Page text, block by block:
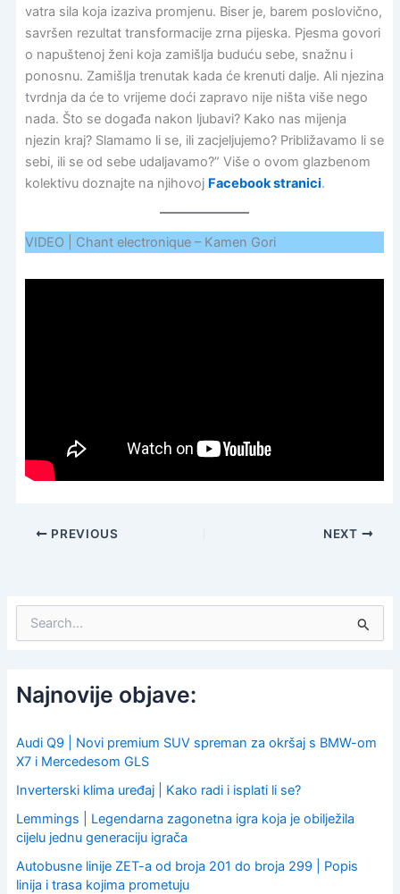
vatra sila koja izaziva promjenu. Biser je, barem poslovično,
savršen rezultat transformacije zrna pijeska. Pjesma govori
o napuštenoj ženi koja zamišlja buduću sebe, snažnu i
ponosnu. Zamišlja trenutak kada će krenuti dalje. Ali njezina
tvrdnja da će to vrijeme doći zapravo nije ništa više nego
nada. Što se događa nakon ljubavi? Kako nas mijenja
njezin kraj? Slamamo li se, ili zacjeljujemo? Približavamo li se
sebi, ili se od sebe udaljavamo?” Više o ovom glazbenom
kolektivu doznajte na njihovoj Facebook stranici.
VIDEO | Chant electronique – Kamen Gori
PREVIOUS NEXT
c
h
o
r
Najnovije objave:
Audi Q9 | Novi premium SUV spreman za okršaj s BMW-om
X7 i Mercedesom GLS
Inverterski klima uređaj | Kako radi i isplati li se?
Lemmings | Legendarna zagonetna igra koja je obilježila
cijelu jednu generaciju igrača
Autobusne linije ZET-a od broja 201 do broja 299 | Popis
linija i trasa kojima prometuju